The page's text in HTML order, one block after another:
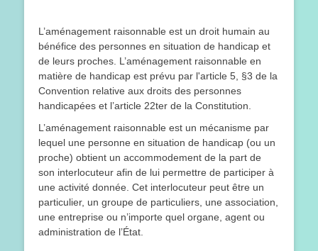
L’aménagement raisonnable est un droit humain au
bénéfice des personnes en situation de handicap et
de leurs proches. L’aménagement raisonnable en
matière de handicap est prévu par l'article 5, §3 de la
Convention relative aux droits des personnes
handicapées et l’article 22ter de la Constitution.
L’aménagement raisonnable est un mécanisme par
lequel une personne en situation de handicap (ou un
proche) obtient un accommodement de la part de
son interlocuteur afin de lui permettre de participer à
une activité donnée. Cet interlocuteur peut être un
particulier, un groupe de particuliers, une association,
une entreprise ou n’importe quel organe, agent ou
administration de l’État.